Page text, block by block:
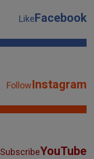
LikeFacebook
FollowInstagram
SubscribeYouTube